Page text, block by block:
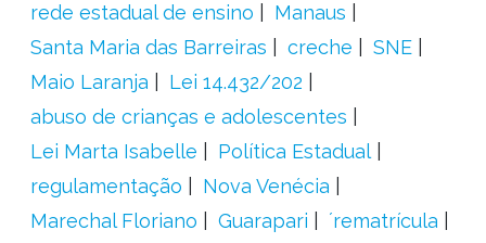
rede estadual de ensino
Manaus
Santa Maria das Barreiras
creche
SNE
Maio Laranja
Lei 14.432/202
abuso de crianças e adolescentes
Lei Marta Isabelle
Política Estadual
regulamentação
Nova Venécia
Marechal Floriano
Guarapari
´rematrícula